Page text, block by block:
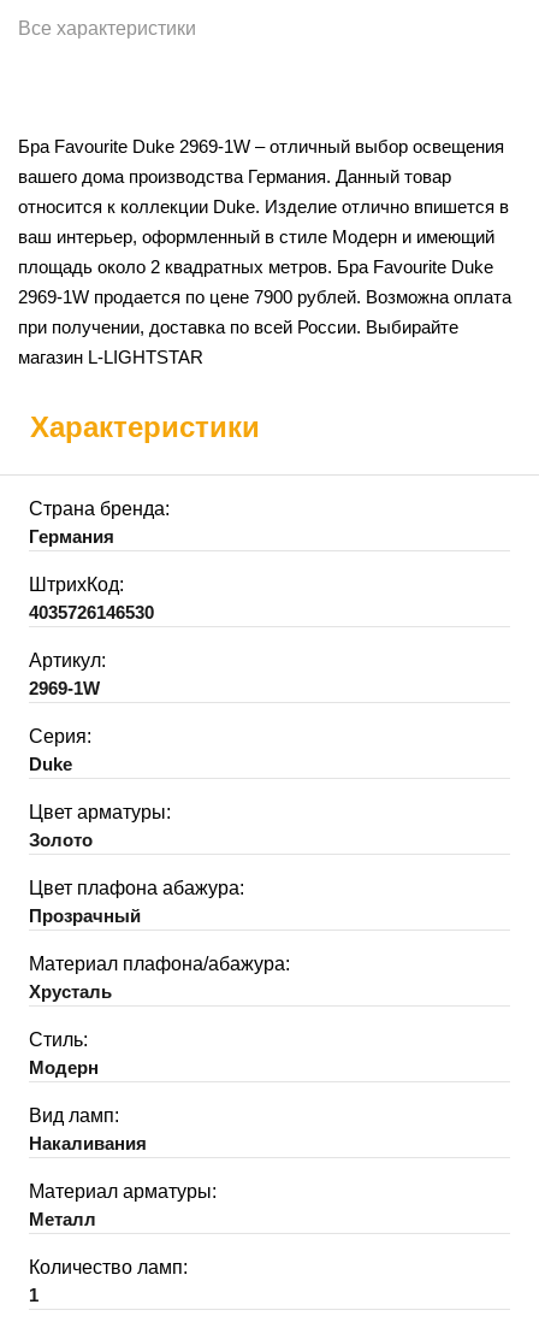
Все характеристики
Бра Favourite Duke 2969-1W – отличный выбор освещения
вашего дома производства Германия. Данный товар
относится к коллекции Duke. Изделие отлично впишется в
ваш интерьер, оформленный в стиле Модерн и имеющий
площадь около 2 квадратных метров. Бра Favourite Duke
2969-1W продается по цене 7900 рублей. Возможна оплата
при получении, доставка по всей России. Выбирайте
магазин L-LIGHTSTAR
Характеристики
Страна бренда:
Германия
ШтрихКод:
4035726146530
Артикул:
2969-1W
Серия:
Duke
Цвет арматуры:
Золото
Цвет плафона абажура:
Прозрачный
Материал плафона/абажура:
Хрусталь
Стиль:
Модерн
Вид ламп:
Накаливания
Материал арматуры:
Металл
Количество ламп:
1